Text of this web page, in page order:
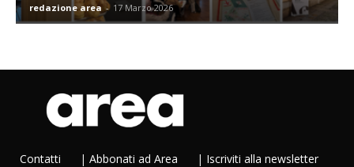
redazione area - 17 Marzo 2026
Contatti | Abbonati ad Area | Iscriviti alla newsletter